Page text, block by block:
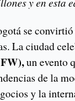
se
La ciudad
un evento
de la
y la